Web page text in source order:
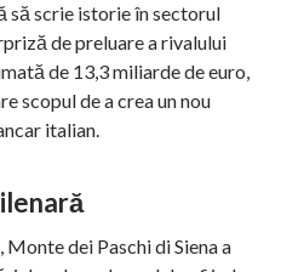
să scrie istorie în sectorul
de preluare a rivalului
de 13,3 miliarde de euro,
scopul de a crea un nou
italian.
Monte dei Paschi di Siena a